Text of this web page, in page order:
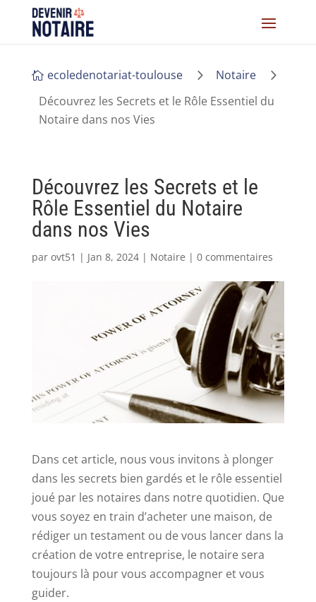
 ecoledenotariat-toulouse 5 Notaire 5
Découvrez les Secrets et le Rôle Essentiel du
Notaire dans nos Vies
Découvrez les Secrets et le
Rôle Essentiel du Notaire
dans nos Vies
par ovt51 | Jan 8, 2024| Notaire | 0 commentaires
Dans cet article, nous vous invitons à plonger
dans les secrets bien gardés et le rôle essentiel
joué par les notaires dans notre quotidien. Que
vous soyez en train d’acheter une maison, de
rédiger un testament ou de vous lancer dans la
création de votre entreprise, le notaire sera
toujours là pour vous accompagner et vous
guider.